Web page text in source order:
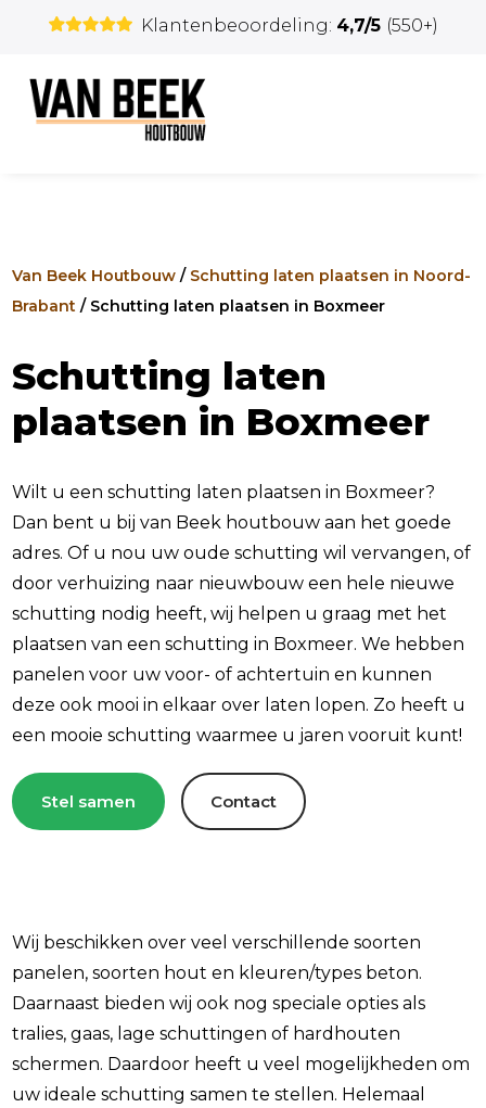
Klantenbeoordeling: 4,7/5 (550+)
Van Beek Houtbouw / Schutting laten plaatsen in Noord-
Brabant / Schutting laten plaatsen in Boxmeer
Schutting laten
plaatsen in Boxmeer
Wilt u een schutting laten plaatsen in Boxmeer?
Dan bent u bij van Beek houtbouw aan het goede
adres. Of u nou uw oude schutting wil vervangen, of
door verhuizing naar nieuwbouw een hele nieuwe
schutting nodig heeft, wij helpen u graag met het
plaatsen van een schutting in Boxmeer. We hebben
panelen voor uw voor- of achtertuin en kunnen
deze ook mooi in elkaar over laten lopen. Zo heeft u
een mooie schutting waarmee u jaren vooruit kunt!
Stel samen Contact
Wij beschikken over veel verschillende soorten
panelen, soorten hout en kleuren/types beton.
Daarnaast bieden wij ook nog speciale opties als
tralies, gaas, lage schuttingen of hardhouten
schermen. Daardoor heeft u veel mogelijkheden om
uw ideale schutting samen te stellen. Helemaal